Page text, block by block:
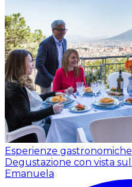
Esperienze gastronomiche
Degustazione con vista
Emanuela